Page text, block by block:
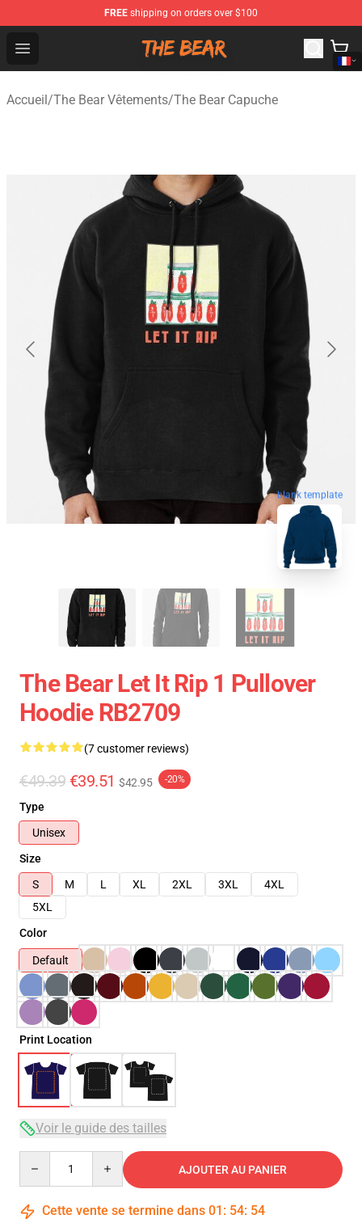
FREE shipping on orders over $100
Open menu
The Bear Shop - Official The Bear Merchandise Store
Accueil/The Bear Vêtements/The Bear Capuche
blank template
The Bear Let It Rip 1 Pullover
Hoodie RB2709
(7 customer reviews)
€49.39 €39.51 $42.95 -20%
Type
Unisex
Size
S
M L XL 2XL 3XL
4XL
5XL
Color
Default
Print Location
Voir le guide des tailles
AJOUTER AU PANIER
Cette vente se termine dans 01 : 54: 54